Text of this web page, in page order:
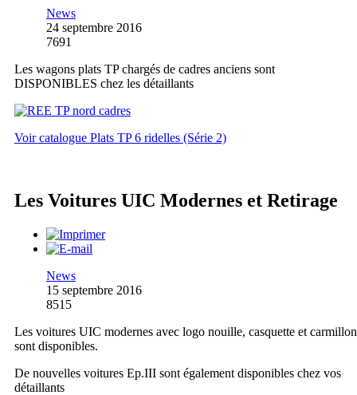
News
24 septembre 2016
7691
Les wagons plats TP chargés de cadres anciens sont
DISPONIBLES chez les détaillants
Voir catalogue Plats TP 6 ridelles (Série 2)
Les Voitures UIC Modernes et Retirage
News
15 septembre 2016
8515
Les voitures UIC modernes avec logo nouille, casquette et carmillon
sont disponibles.
De nouvelles voitures Ep.III sont également disponibles chez vos
détaillants